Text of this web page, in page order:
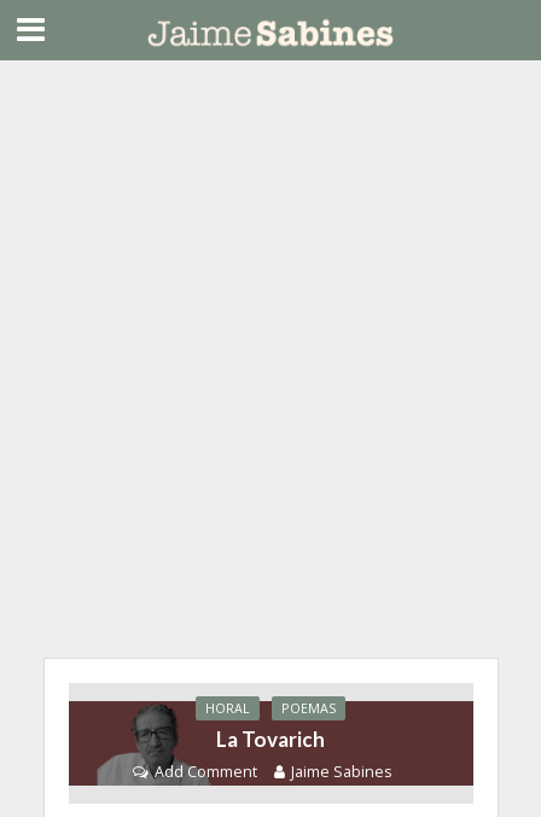
HORAL POEMAS
La Tovarich
Add Comment Jaime Sabines